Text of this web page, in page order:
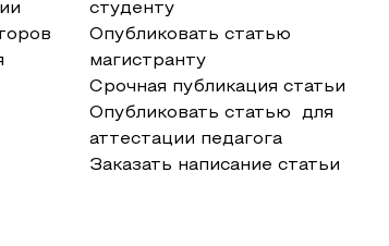
студенту
Опубликовать статью
магистранту
Срочная публикация статьи
Опубликовать статью для
аттестации педагога
Заказать написание статьи